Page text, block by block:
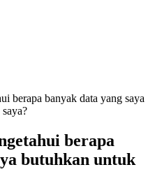
berapa banyak data yang saya
berapa
butuhkan untuk